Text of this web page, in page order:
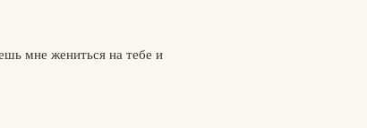
мне жениться на тебе и